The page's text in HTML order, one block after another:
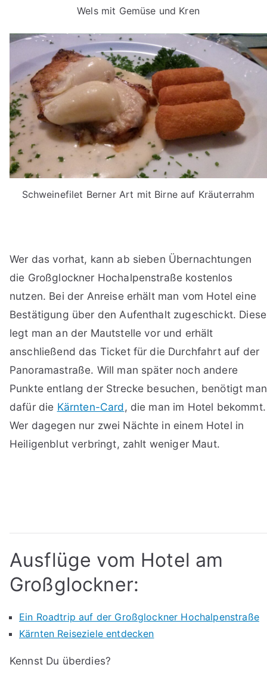
Wels mit Gemüse und Kren
Schweinefilet Berner Art mit Birne auf Kräuterrahm
Wer das vorhat, kann ab sieben Übernachtungen
die Großglockner Hochalpenstraße kostenlos
nutzen. Bei der Anreise erhält man vom Hotel eine
Bestätigung über den Aufenthalt zugeschickt. Diese
legt man an der Mautstelle vor und erhält
anschließend das Ticket für die Durchfahrt auf der
Panoramastraße. Will man später noch andere
Punkte entlang der Strecke besuchen, benötigt man
dafür die Kärnten-Card, die man im Hotel bekommt.
Wer dagegen nur zwei Nächte in einem Hotel in
Heiligenblut verbringt, zahlt weniger Maut.
Ausflüge vom Hotel am
Großglockner:
Ein Roadtrip auf der Großglockner Hochalpenstraße
Kärnten Reiseziele entdecken
Kennst Du überdies?